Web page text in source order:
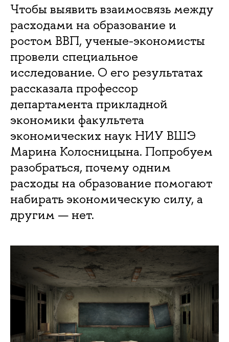
Чтобы выявить взаимосвязь между
расходами на образование и
ростом ВВП, ученые-экономисты
провели специальное
исследование. О его результатах
рассказала профессор
департамента прикладной
экономики факультета
экономических наук НИУ ВШЭ
Марина Колосницына. Попробуем
разобраться, почему одним
расходы на образование помогают
набирать экономическую силу, а
другим — нет.